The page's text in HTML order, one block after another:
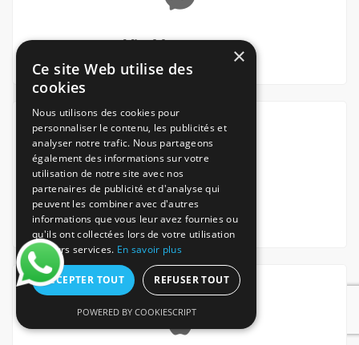
Via Whatsapp
×
Ce site Web utilise des
cookies
Nous utilisons des cookies pour
personnaliser le contenu, les publicités et
analyser notre trafic. Nous partageons
également des informations sur votre
utilisation de notre site avec nos
partenaires de publicité et d'analyse qui
peuvent les combiner avec d'autres
informations que vous leur avez fournies ou
qu'ils ont collectées lors de votre utilisation
de leurs services. En savoir plus
ACCEPTER TOUT REFUSER TOUT
POWERED BY COOKIESCRIPT